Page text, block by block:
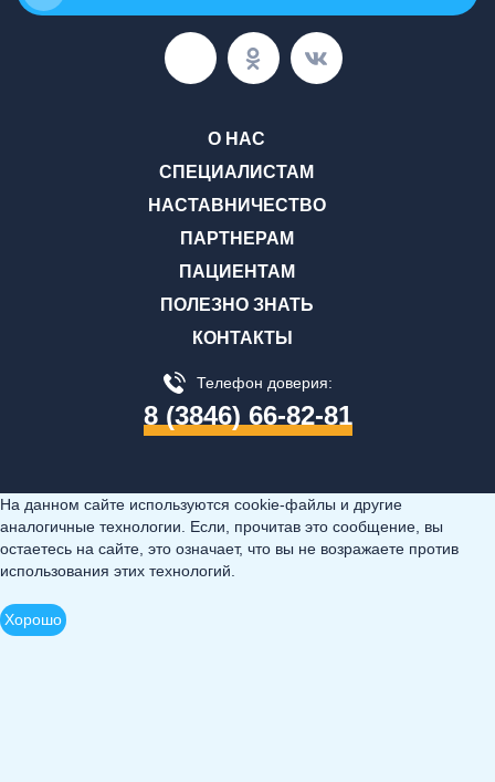
О НАС
СПЕЦИАЛИСТАМ
НАСТАВНИЧЕСТВО
ПАРТНЕРАМ
ПАЦИЕНТАМ
ПОЛЕЗНО ЗНАТЬ
КОНТАКТЫ
Телефон доверия:
8 (3846) 66-82-81
На данном сайте используются cookie-файлы и другие
аналогичные технологии. Если, прочитав это сообщение, вы
остаетесь на сайте, это означает, что вы не возражаете против
использования этих технологий.
Хорошо